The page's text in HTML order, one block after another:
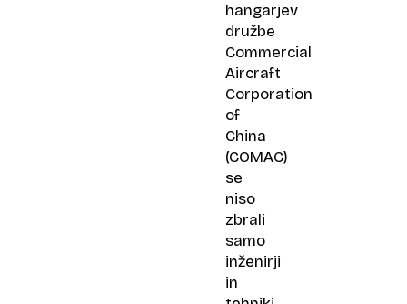
hangarjev
družbe
Commercial
Aircraft
Corporation
of
China
(COMAC)
se
niso
zbrali
samo
inženirji
in